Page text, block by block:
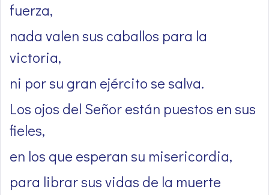
fuerza,
nada valen sus caballos para la
victoria,
ni por su gran ejército se salva.
Los ojos del Señor están puestos en sus
fieles,
en los que esperan su misericordia,
para librar sus vidas de la muerte